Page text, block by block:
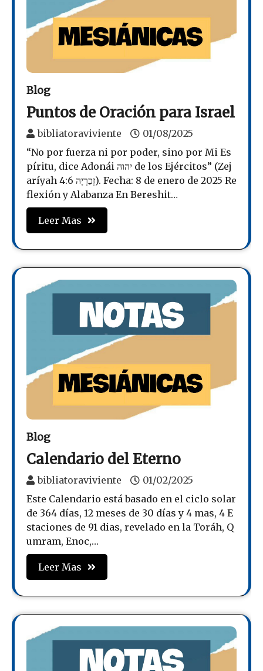
Blog
Puntos de Oración para Israel
bibliatoraviviente
01/08/2025
“No por fuerza ni por poder, sino por Mi Es
píritu, dice Adonái יהוה de los Ejércitos” (Zej
aríyah זְכַרְיָה 4:6). Fecha: 8 de enero de 2025 Re
flexión y Alabanza En Bereshit…
Leer Mas
Blog
Calendario del Eterno
bibliatoraviviente
01/02/2025
Este Calendario está basado en el ciclo solar
de 364 días, 12 meses de 30 días y 4 mas, 4 E
staciones de 91 dias, revelado en la Toráh, Q
umram, Enoc,…
Leer Mas